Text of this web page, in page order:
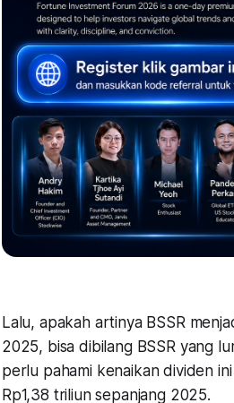
Lalu, apakah artinya BSSR
2025, bisa dibilang BSSR yang
perlu pahami kenaikan dividen
Rp1,38 triliun sepanjang 2025.